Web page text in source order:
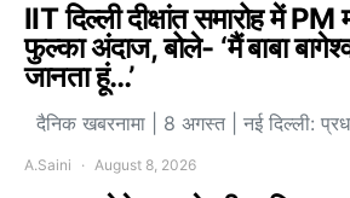
IIT दिल्ली दीक्षांत समारोह में PM
फुल्का अंदाज, बोले- ‘मैं बाबा
जानता हूं…’
दैनिक खबरनामा | 8 अगस्त | नई दिल्ली:
A.Saini August 8, 2026